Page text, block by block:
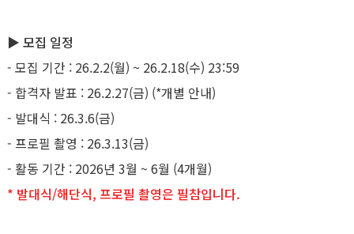
▶ 모집 일정
- 모집 기간 : 26.2.2(월) ~ 26.2.18(수) 23:59
- 합격자 발표 : 26.2.27(금) (*개별 안내)
- 발대식 : 26.3.6(금)
- 프로필 촬영 : 26.3.13(금)
- 활동 기간 : 2026년 3월 ~ 6월 (4개월)
* 발대식/해단식, 프로필 촬영은 필참입니다.